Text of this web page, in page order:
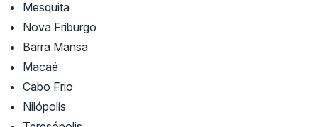
Mesquita
Nova Friburgo
Barra Mansa
Macaé
Cabo Frio
Nilópolis